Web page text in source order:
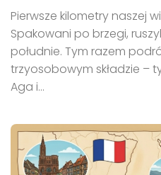
Pierwsze kilometry naszej
Spakowani po brzegi,
południe. Tym razem
trzyosobowym składzie –
Aga i...